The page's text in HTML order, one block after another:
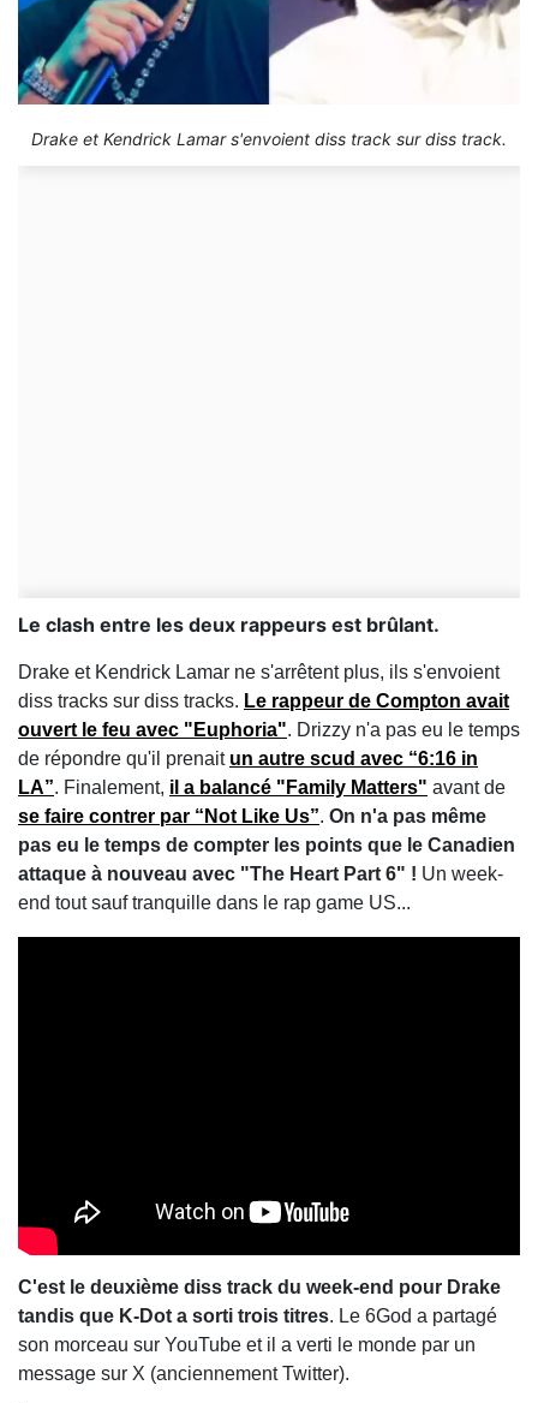
Drake et Kendrick Lamar s'envoient diss track sur diss track.
Le clash entre les deux rappeurs est brûlant.
Drake et Kendrick Lamar ne s'arrêtent plus, ils s'envoient
diss tracks sur diss tracks. Le rappeur de Compton avait
ouvert le feu avec "Euphoria". Drizzy n'a pas eu le temps
de répondre qu'il prenait un autre scud avec “6:16 in
LA”. Finalement, il a balancé "Family Matters" avant de
se faire contrer par “Not Like Us”. On n'a pas même
pas eu le temps de compter les points que le Canadien
attaque à nouveau avec "The Heart Part 6" ! Un week-
end tout sauf tranquille dans le rap game US...
C'est le deuxième diss track du week-end pour Drake
tandis que K-Dot a sorti trois titres. Le 6God a partagé
son morceau sur YouTube et il a verti le monde par un
message sur X (anciennement Twitter).